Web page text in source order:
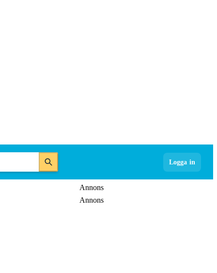
Logga in
Annons
Annons